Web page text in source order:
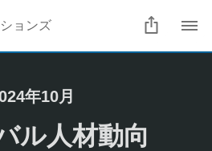
ョンズ
年10月
ル人材動向